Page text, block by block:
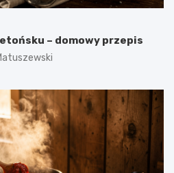
– domowy przepis